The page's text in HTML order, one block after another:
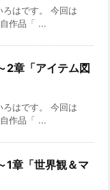
はです。 今回は
作品「 ...
2章「アイテム図
はです。 今回は
作品「 ...
1章「世界観＆マ